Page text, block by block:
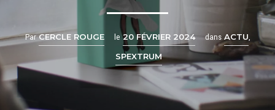
Par CERCLE ROUGE le 20 FÉVRIER 2024 dans ACTU,
SPEXTRUM